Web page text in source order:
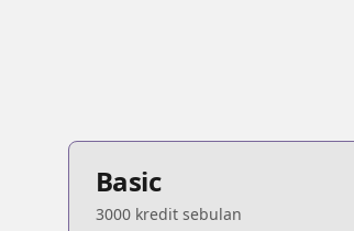
Basic
3000 kredit sebulan